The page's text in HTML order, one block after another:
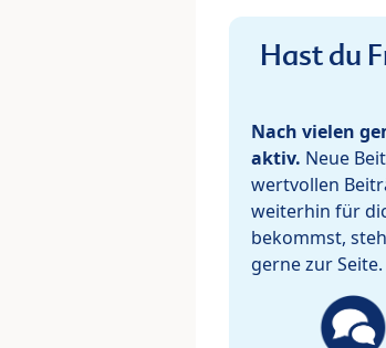
Hast du
Nach vielen
aktiv. Neue
wertvollen
weiterhin für
bekommst,
gerne zur Seite.